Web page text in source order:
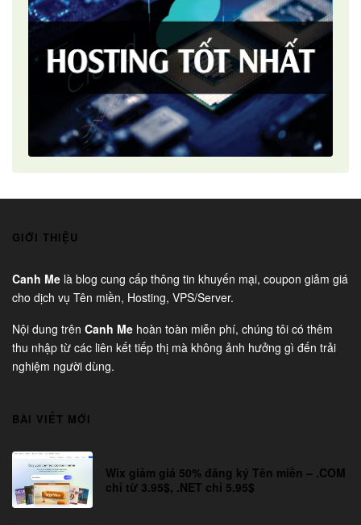
GIỚI THIỆU
Canh Melà blog cung cấp thông tin khuyến mại, coupon giảm giá
cho dịch vụ Tên miền, Hosting, VPS/Server.
Nội dung trên Canh Mehoàn toàn miễn phí, chúng tôi có thêm
thu nhập từ các liên kết tiếp thị mà không ảnh hưởng gì đến trải
nghiệm người dùng.
BÀI VIẾT MỚI
Wix giảm giá 50% đăng ký Tên miền – .COM
chỉ từ 3.95$, .NET chỉ 5.95$